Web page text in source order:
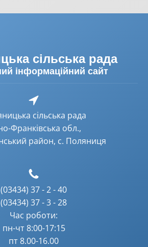
сільська рада
інформаційний сайт
сільська рада
Франківська обл.,
район, с. Поляниця
(03434) 37 - 2 - 40
(03434) 37 - 3 - 28
Час роботи:
пн-чт 8:00-17:15
пт 8.00-16.00